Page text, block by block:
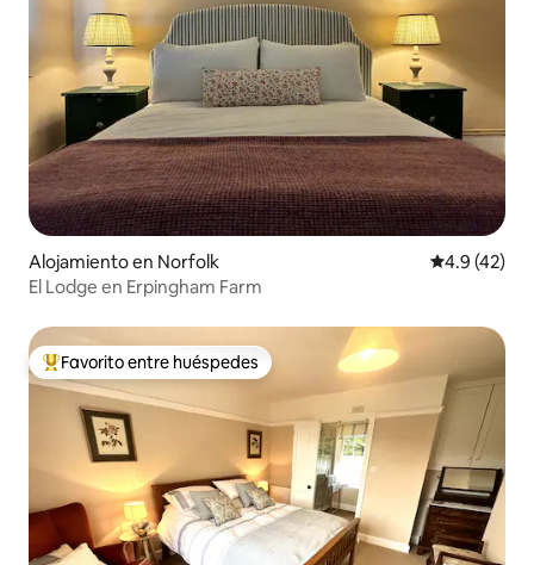
Alojamiento en Norfolk Calificación
4.9 (42)
El Lodge en Erpingham Farm
Favorito entre huéspedes preferido
Favorito entre huéspedes